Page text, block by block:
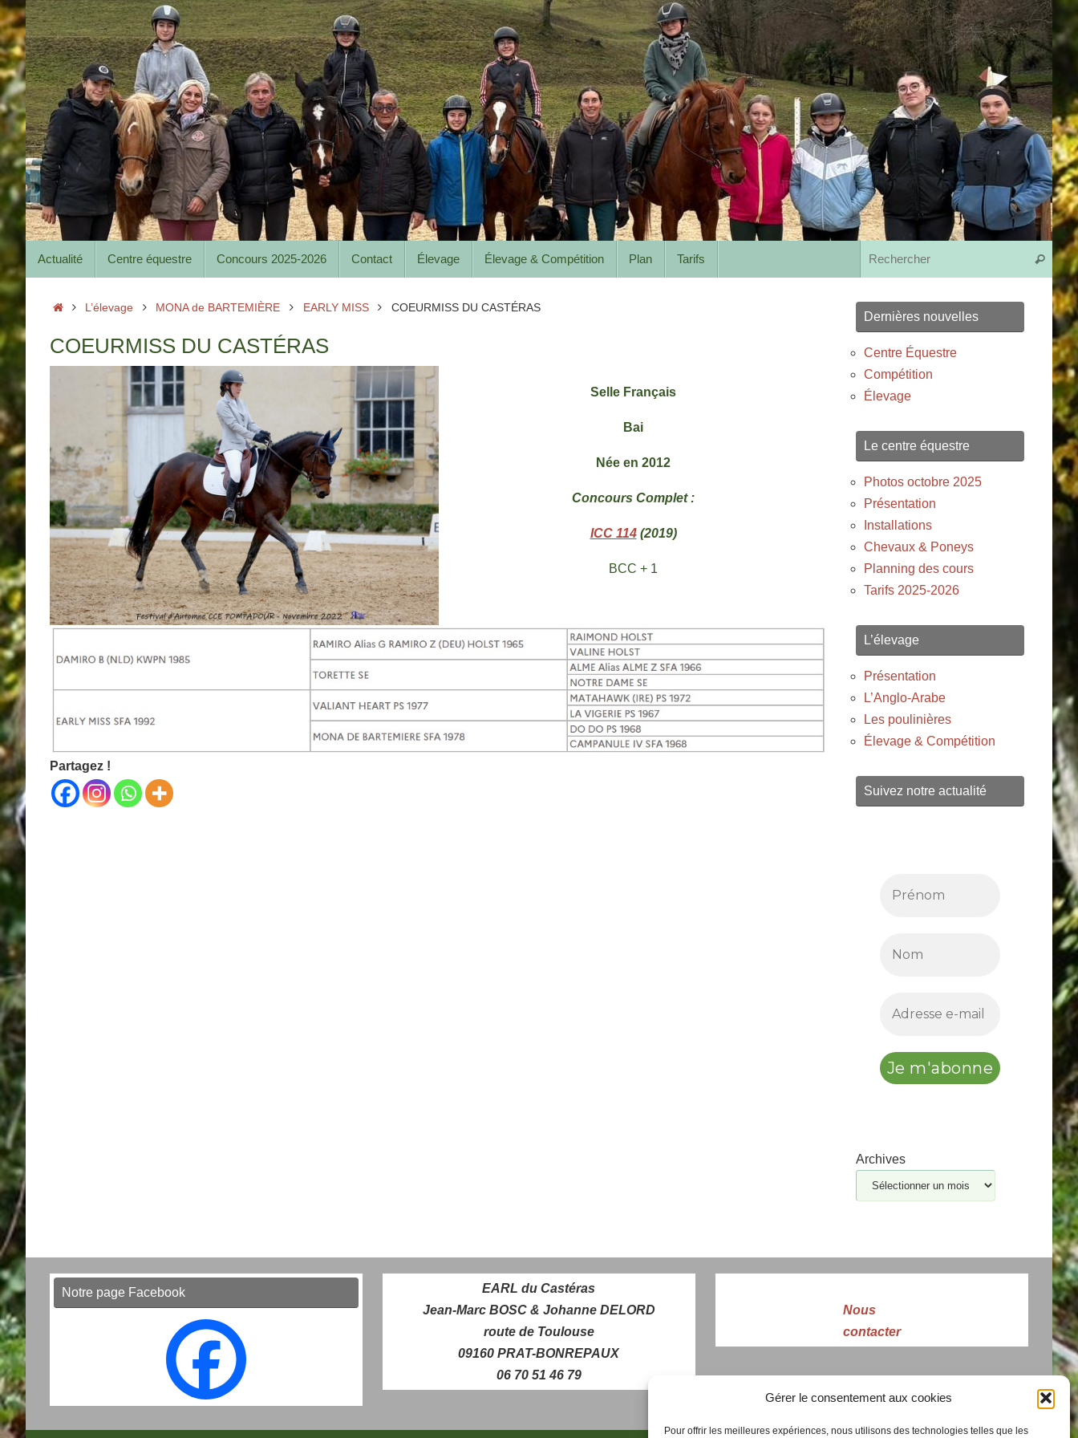
Gérer le consentement aux cookies
Pour offrir les meilleures expériences, nous utilisons des technologies telles que les
Passer
au
contenu
au
contenu
Actualité Centre équestre Concours 2025-2026 Contact Élevage Élevage & Compétition Plan Tarifs
AccueilL’élevage MONA de BARTEMIÈRE EARLY MISS COEURMISS DU CASTÉRAS
COEURMISS DU CASTÉRAS
Selle Français
Bai
Née en 2012
Concours Complet :
ICC 114(2019)
BCC + 1
Partagez !
Dernières nouvelles
Centre Équestre
Compétition
Élevage
Le centre équestre
Photos octobre 2025
Présentation
Installations
Chevaux & Poneys
Planning des cours
Tarifs 2025-2026
L’élevage
Présentation
L’Anglo-Arabe
Les poulinières
Élevage & Compétition
Suivez notre actualité
Archives
Notre page Facebook
EARL du Castéras
Jean-Marc BOSC & Johanne DELORD
route de Toulouse
09160 PRAT-BONREPAUX
06 70 51 46 79
Nous
contacter